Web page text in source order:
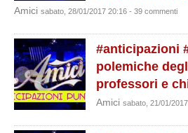
Amici sabato, 28/01/2017 20:16 - 39 commenti
#anticipazioni
polemiche
professori e
Amici sabato, 21/01/